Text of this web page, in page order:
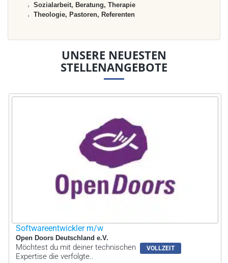
Sozialarbeit, Beratung, Therapie
Theologie, Pastoren, Referenten
UNSERE NEUESTEN
STELLENANGEBOTE
Softwareentwickler m/w
Open Doors Deutschland e.V.
VOLLZEIT
Möchtest du mit deiner technischen
Expertise die verfolgte..